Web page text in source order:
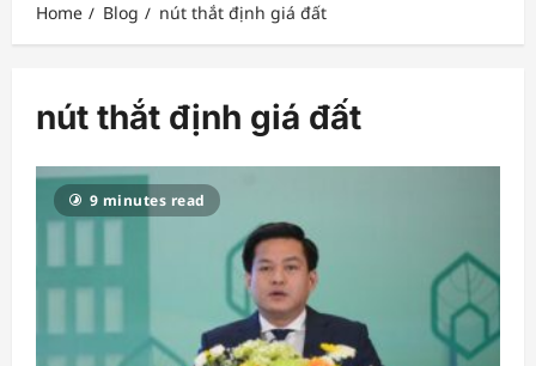
Home Blog nút thắt định giá đất
nút thắt định giá đất
9 minutes read